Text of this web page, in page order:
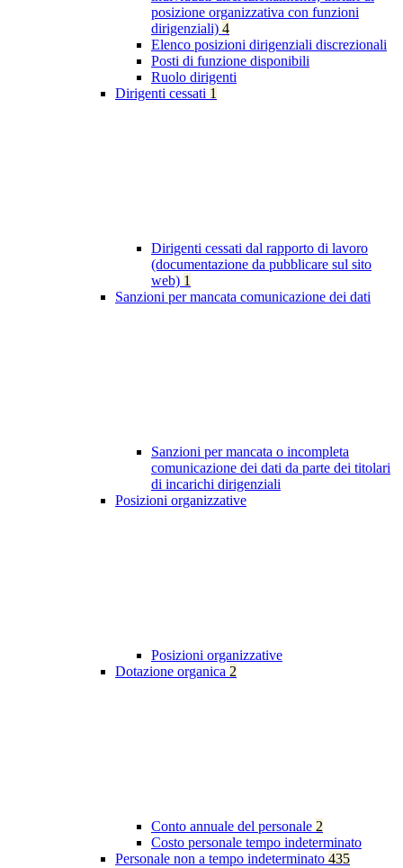
posizione organizzativa con funzioni
dirigenziali) 4
Elenco posizioni dirigenziali discrezionali
Posti di funzione disponibili
Ruolo dirigenti
Dirigenti cessati 1
Dirigenti cessati dal rapporto di lavoro
(documentazione da pubblicare sul sito
web) 1
Sanzioni per mancata comunicazione dei dati
Sanzioni per mancata o incompleta
comunicazione dei dati da parte dei titolari
di incarichi dirigenziali
Posizioni organizzative
Posizioni organizzative
Dotazione organica 2
Conto annuale del personale 2
Costo personale tempo indeterminato
Personale non a tempo indeterminato 435